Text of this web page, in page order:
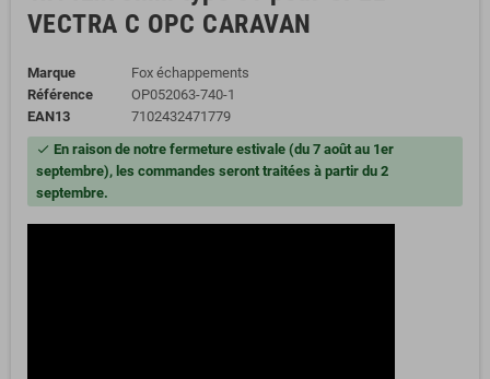
VECTRA C OPC CARAVAN
Marque
Fox échappements
Référence
OP052063-740-1
EAN13
7102432471779
check En raison de notre fermeture estivale (du 7 août au 1er
septembre), les commandes seront traitées à partir du 2
septembre.